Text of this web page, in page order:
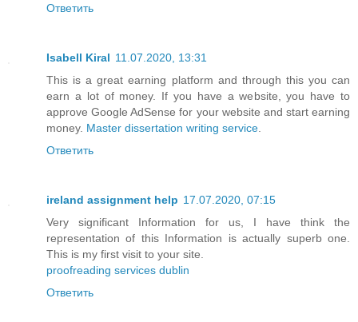
Ответить
Isabell Kiral 11.07.2020, 13:31
This is a great earning platform and through this you can
earn a lot of money. If you have a website, you have to
approve Google AdSense for your website and start earning
money. Master dissertation writing service
Ответить
ireland assignment help 17.07.2020, 07:15
Very significant Information for us, I have think the
representation of this Information is actually superb one.
This is my first visit to your site.
proofreading services dublin
Ответить